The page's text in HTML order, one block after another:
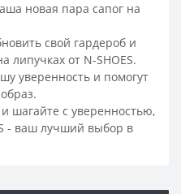
новая пара сапог на
свой гардероб и
липучках от N-SHOES.
уверенность и помогут
шагайте с уверенностью,
- ваш лучший выбор в